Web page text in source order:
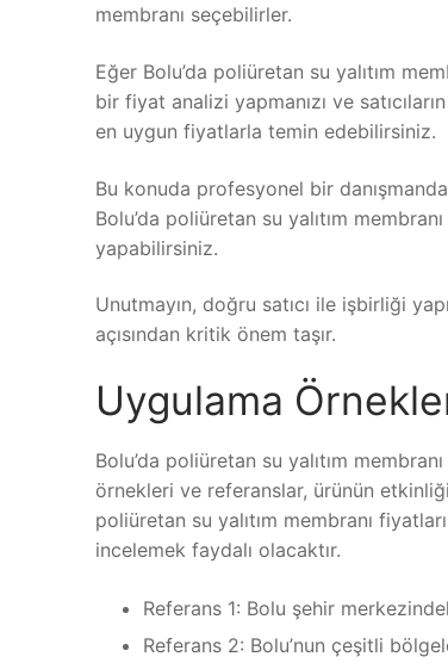
membranı seçebilirler.
Eğer Bolu’da poliüretan su yalıtım
bir fiyat analizi yapmanızı ve
en uygun fiyatlarla temin edebilirsiniz.
Bu konuda profesyonel bir
Bolu’da poliüretan su yalıtım
yapabilirsiniz.
Unutmayın, doğru satıcı ile işbirliği
açısından kritik önem taşır.
Uygulama
Bolu’da poliüretan su yalıtım
örnekleri ve referanslar, ürünün
poliüretan su yalıtım membranı
incelemek faydalı olacaktır.
Referans 1: Bolu şehir
Referans 2: Bolu’nun çeşitli